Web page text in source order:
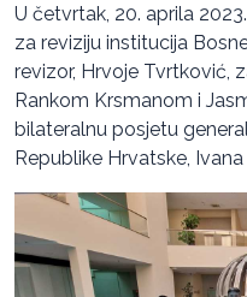
U četvrtak, 20. aprila
za reviziju institucija
revizor, Hrvoje Tvrtković,
Rankom Krsmanom i
bilateralnu posjetu
Republike Hrvatske,